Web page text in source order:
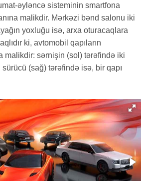
əyləncə sisteminin smartfona
malikdir. Mərkəzi bənd salonu iki
yoxluğu isə, arxa oturacaqlara
ki, avtomobil qapıların
malikdir: sərnişin (sol) tərəfində iki
sürücü (sağ) tərəfində isə, bir qapı